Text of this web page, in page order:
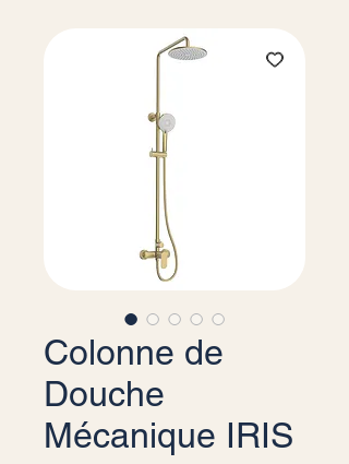
Colonne de
Douche
Mécanique IRIS